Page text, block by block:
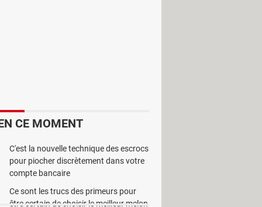
CE MOMENT
C'est la nouvelle technique des escrocs
pour piocher discrètement dans votre
compte bancaire
Ce sont les trucs des primeurs pour
être certain de choisir le meilleur melon